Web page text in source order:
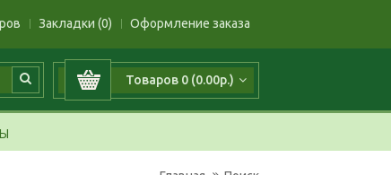
Закладки (0) Оформление заказа
Товаров 0 (0.00р.)